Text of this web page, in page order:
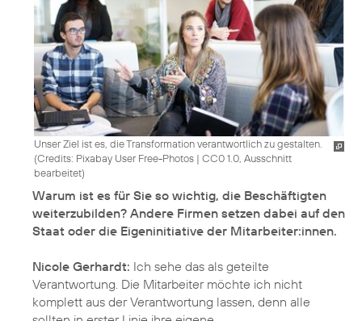
Unser Ziel ist es, die Transformation verantwortlich zu gestalten.
(Credits: Pixabay User Free-Photos | CC0 1.0, Ausschnitt
bearbeitet)
Warum ist es für Sie so wichtig, die Beschäftigten
weiterzubilden? Andere Firmen setzen dabei auf den
Staat oder die Eigeninitiative der Mitarbeiter:innen.
Nicole Gerhardt: Ich sehe das als geteilte
Verantwortung. Die Mitarbeiter möchte ich nicht
komplett aus der Verantwortung lassen, denn alle